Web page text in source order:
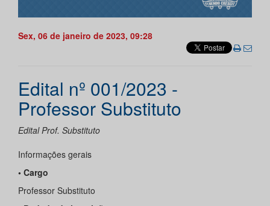
Sex, 06 de janeiro de 2023, 09:28
Edital nº 001/2023 -
Professor Substituto
Edital Prof. Substituto
Informações gerais
• Cargo
Professor Substituto